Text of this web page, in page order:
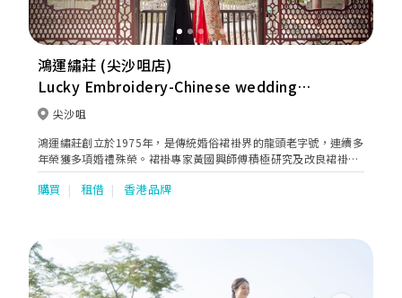
鴻運繡莊 (尖沙咀店)
Lucky Embroidery-Chinese wedding
dress
尖沙咀
鴻運繡莊創立於1975年，是傳統婚俗裙褂界的龍頭老字號，連續多
年榮獲多項婚禮殊榮。裙褂專家黃國興師傅積極研究及改良裙褂款
式，於剪裁上加入極佳修身，高領富現代感的造型；在款式上採用
了更多五彩十色的頂級繡花線及釘上水晶，務求令裙褂色彩更鮮
購買 租借 香港品牌